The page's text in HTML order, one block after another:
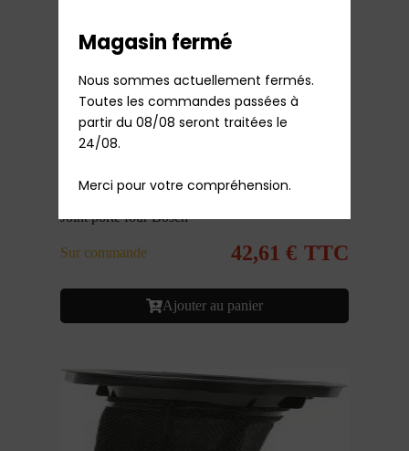
Joint porte four Bosch
Sur commande 42,61 € TTC
Ajouter au panier
Magasin fermé
Nous sommes actuellement fermés.
Toutes les commandes passées à
partir du 08/08 seront traitées le
24/08.
Merci pour votre compréhension.